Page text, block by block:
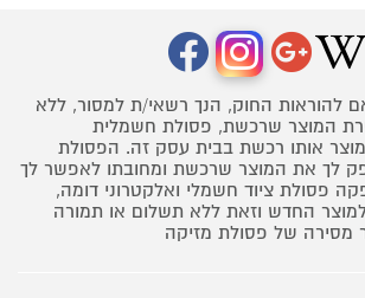
להוראות החוק, הנך רשאי/ת למסור, ללא
המוצר שרכשת, פסולת חשמלית
אותו רכשת בבית עסק זה. הפסולת
לך את המוצר שרכשת ומחובתו לאפשר לך
פסולת ציוד חשמלי ואלקטרוני דומה,
החדש וזאת ללא תשלום או תמורה
של פסולת מזיקה